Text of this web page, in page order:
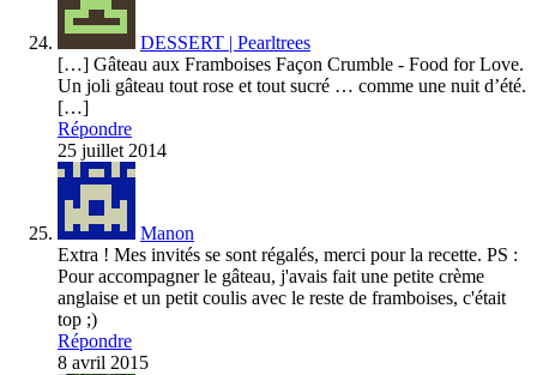
DESSERT | Pearltrees
[…] Gâteau aux Framboises Façon Crumble - Food for Love.
Un joli gâteau tout rose et tout sucré … comme une nuit d’été.
[…]
Répondre
25 juillet 2014
Manon
Extra ! Mes invités se sont régalés, merci pour la recette. PS :
Pour accompagner le gâteau, j'avais fait une petite crème
anglaise et un petit coulis avec le reste de framboises, c'était
top ;)
Répondre
8 avril 2015